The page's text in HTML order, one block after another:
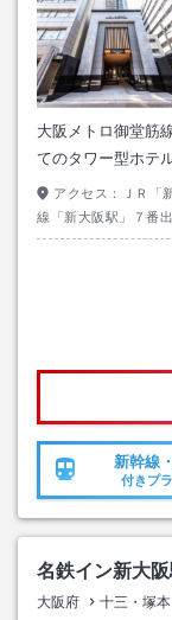
大阪メトロ御堂筋
てのタワー型ホテ
アクセス：
ＪＲ
線「新大阪駅」７番
新幹線
付きプ
名鉄イン新大
大阪府 十三・塚